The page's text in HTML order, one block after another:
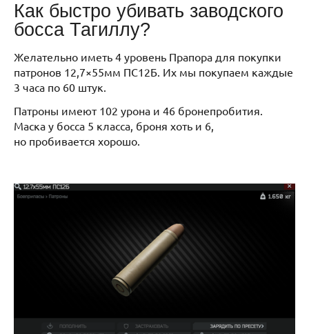
Как быстро убивать заводского
босса Тагиллу?
Желательно иметь 4 уровень Прапора для покупки
патронов 12,7×55мм ПС12Б. Их мы покупаем каждые
3 часа по 60 штук.
Патроны имеют 102 урона и 46 бронепробития.
Маска у босса 5 класса, броня хоть и 6,
но пробивается хорошо.